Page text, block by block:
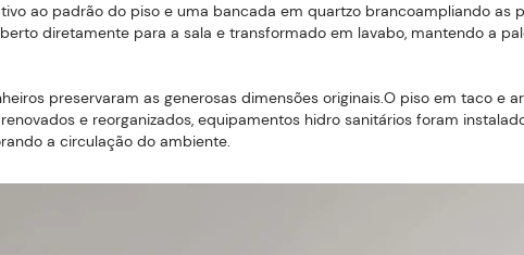
ao padrão do piso e uma bancada em quartzo brancoampliando as
diretamente para a sala e transformado em lavabo, mantendo a
preservaram as generosas dimensões originais.O piso em taco e
e reorganizados, equipamentos hidro sanitários foram
a circulação do ambiente.